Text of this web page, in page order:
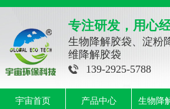
专注研发，用心
生物降解胶袋、淀粉
维降解胶袋
139-2925-5788
宇宙首页 产品中心 生物降